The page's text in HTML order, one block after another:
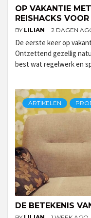
OP VAKANTIE
REISHACKS
BY LILIAN 2 DAGEN
De eerste keer op
Ontzettend gezellig
best wat regelwerk en
ARTIKELEN
DE BETEKENIS